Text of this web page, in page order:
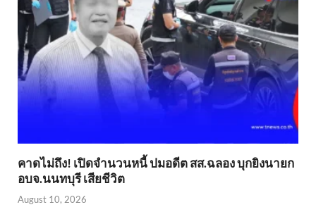
คาดไม่ถึง! เปิดจำนวนหนี้ ปมอดีต สส.ฉลอง บุกยิงนายก
อบจ.นนทบุรี เสียชีวิต
August 10, 2026